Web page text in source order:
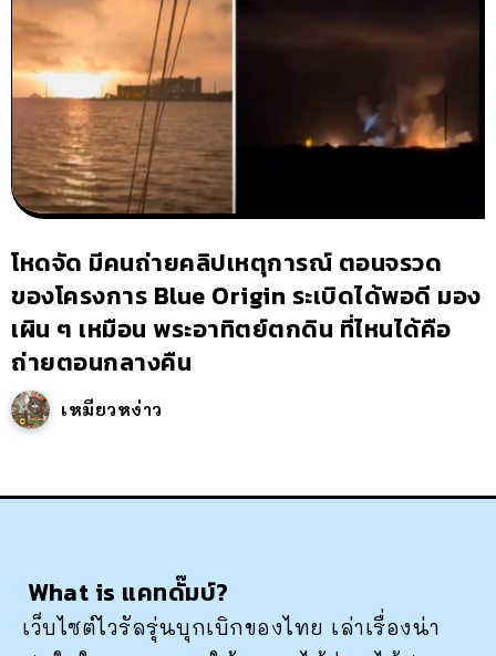
โหดจัด มีคนถ่ายคลิปเหตุการณ์ ตอนจรวด
ของโครงการ Blue Origin ระเบิดได้พอดี มอง
เผิน ๆ เหมือน พระอาทิตย์ตกดิน ที่ไหนได้คือ
ถ่ายตอนกลางคืน
เหมียวหง่าว
What is แคทดั๊มบ์?
เว็บไซต์ไวรัลรุ่นบุกเบิกของไทย เล่าเรื่องน่า